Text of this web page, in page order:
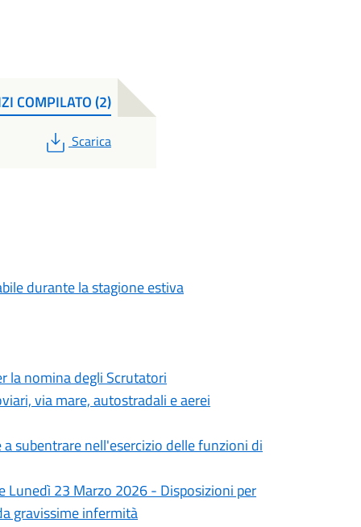
COMPILATO (2)
PDF
Scarica
durante la stagione estiva
la nomina degli Scrutatori
via mare, autostradali e aerei
a subentrare nell'esercizio delle funzioni di
23 Marzo 2026 - Disposizioni per
gravissime infermità